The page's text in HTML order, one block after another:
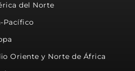
del Norte
Pacífico
Oriente y Norte de África